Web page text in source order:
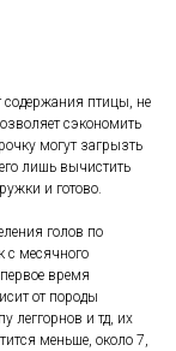
содержания птицы, не
сэкономить
могут загрызть
лишь вычистить
и готово.
голов по
с месячного
время
от породы
леггорнов и тд, их
меньше, около 7,